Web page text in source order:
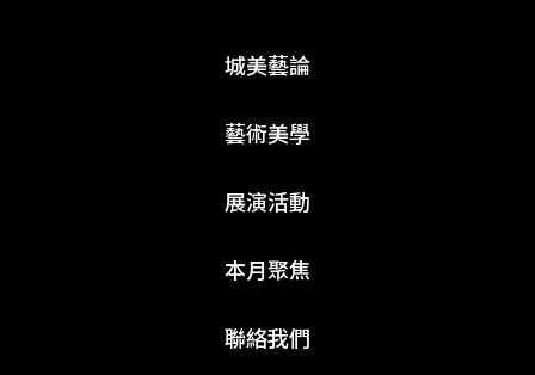
城美藝論
藝術美學
展演活動
本月聚焦
聯絡我們